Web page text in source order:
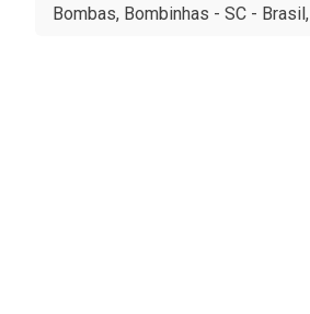
Bombas, Bombinhas - SC -